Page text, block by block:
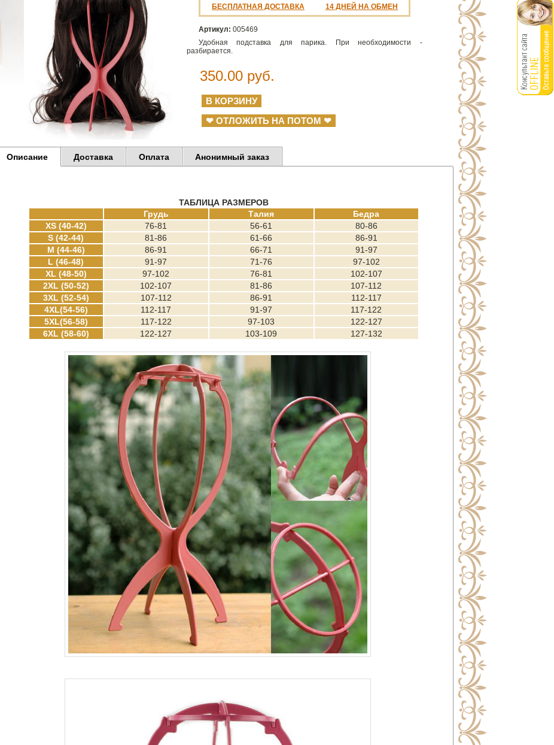
БЕСПЛАТНАЯ ДОСТАВКА 14 ДНЕЙ НА ОБМЕН
Артикул: 005469
Удобная подставка для парика. При необходимости -
разбирается.
350.00руб.
❤ ОТЛОЖИТЬ НА ПОТОМ ❤
Описание Доставка Оплата Анонимный заказ
ТАБЛИЦА РАЗМЕРОВ
Грудь
Талия
Бедра
XS (40-42)
76-81 56-61
80-86
S (42-44)
81-86 61-66
86-91
M (44-46)
86-91 66-71
91-97
L (46-48)
91-97 71-76
97-102
XL (48-50)
97-102 76-81
102-107
2XL (50-52)
102-107 81-86
107-112
3XL (52-54)
107-112 86-91
112-117
4XL(54-56)
112-117 91-97
117-122
5XL(56-58)
117-122 97-103
122-127
6XL (58-60)
122-127 103-109 127-132